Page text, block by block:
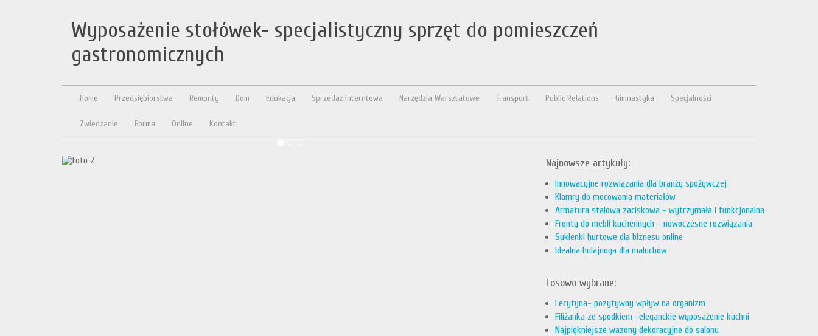
Wyposażenie stołówek- specjalistyczny sprzęt do pomieszczeń
gastronomicznych
Home Przedsiębiorstwa Remonty Dom Edukacja Sprzedaż Interntowa Narzędzia Warsztatowe Transport Public Relations Gimnastyka Specjalności
Zwiedzanie Forma Online Kontakt
Najnowsze artykuły:
Innowacyjne rozwiązania dla branży spożywczej
Klamry do mocowania materiałów
Armatura stalowa zaciskowa - wytrzymała i funkcjonalna
Fronty do mebli kuchennych - nowoczesne rozwiązania
Sukienki hurtowe dla biznesu online
Idealna hulajnoga dla maluchów
Losowo wybrane:
Lecytyna- pozytywny wpływ na organizm
Filiżanka ze spodkiem- eleganckie wyposażenie kuchni
Najpiękniejsze wazony dekoracyjne do salonu